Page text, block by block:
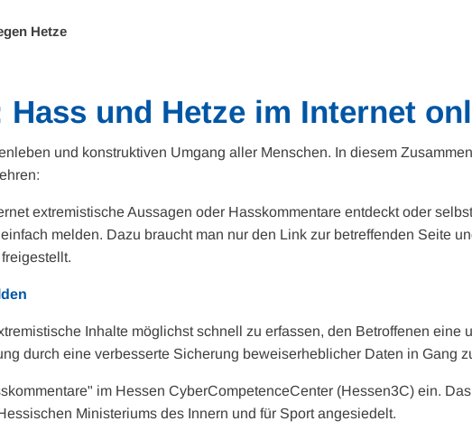
Hetze
Hass und Hetze im Internet
und konstruktiven Umgang aller Menschen. In diesem
extremistische Aussagen oder Hasskommentare entdeckt oder
melden. Dazu braucht man nur den Link zur betreffenden Seite
Inhalte möglichst schnell zu erfassen, den Betroffenen eine
durch eine verbesserte Sicherung beweiserheblicher Daten in Gang
im Hessen CyberCompetenceCenter (Hessen3C) ein.
Ministeriums des Innern und für Sport angesiedelt.